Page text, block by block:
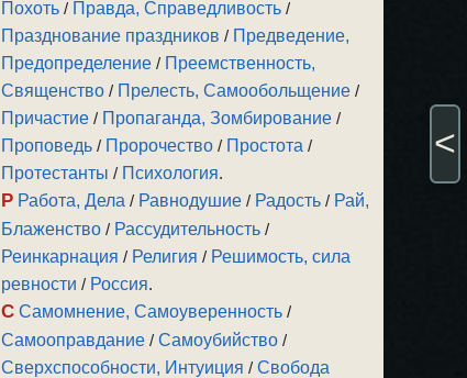
Похоть / Правда, Справедливость /
Празднование праздников / Предведение,
Предопределение / Преемственность,
Священство / Прелесть, Самообольщение /
Причастие / Пропаганда, Зомбирование /
Проповедь / Пророчество / Простота /
Протестанты / Психология.
Р Работа, Дела / Равнодушие / Радость / Рай,
Блаженство / Рассудительность /
Реинкарнация / Религия / Решимость, сила
ревности / Россия.
С Самомнение, Самоуверенность /
Самооправдание /Самоубийство /
Сверхспособности, Интуиция /Свобода
<